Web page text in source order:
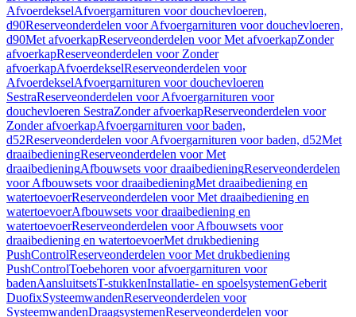
AfvoerdekselAfvoergarnituren voor douchevloeren,
d90Reserveonderdelen voor Afvoergarnituren voor douchevloeren,
d90Met afvoerkapReserveonderdelen voor Met afvoerkapZonder
afvoerkapReserveonderdelen voor Zonder
afvoerkapAfvoerdekselReserveonderdelen voor
AfvoerdekselAfvoergarnituren voor douchevloeren
SestraReserveonderdelen voor Afvoergarnituren voor
douchevloeren SestraZonder afvoerkapReserveonderdelen voor
Zonder afvoerkapAfvoergarnituren voor baden,
d52Reserveonderdelen voor Afvoergarnituren voor baden, d52Met
draaibedieningReserveonderdelen voor Met
draaibedieningAfbouwsets voor draaibedieningReserveonderdelen
voor Afbouwsets voor draaibedieningMet draaibediening en
watertoevoerReserveonderdelen voor Met draaibediening en
watertoevoerAfbouwsets voor draaibediening en
watertoevoerReserveonderdelen voor Afbouwsets voor
draaibediening en watertoevoerMet drukbediening
PushControlReserveonderdelen voor Met drukbediening
PushControlToebehoren voor afvoergarnituren voor
badenAansluitsetsT-stukkenInstallatie- en spoelsystemenGeberit
DuofixSysteemwandenReserveonderdelen voor
SysteemwandenDraagsystemenReserveonderdelen voor